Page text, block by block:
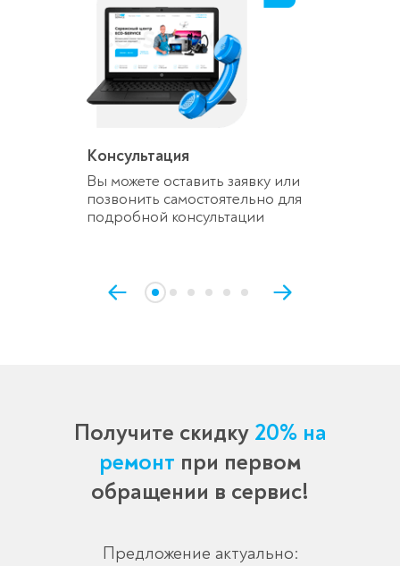
Консультация
Вы можете оставить заявку или
позвонить самостоятельно для
подробной консультации
Получите скидку 20% на
ремонт при первом
обращении в сервис!
Предложение актуально: